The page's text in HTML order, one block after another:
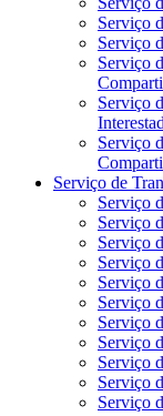
Serviço
Serviço
Serviço
Serviço
Serviço
Serviço de
Serviço
Serviço
Serviço
Serviço
Serviço
Serviço
Serviço
Serviço
Serviço
Serviço
Serviço